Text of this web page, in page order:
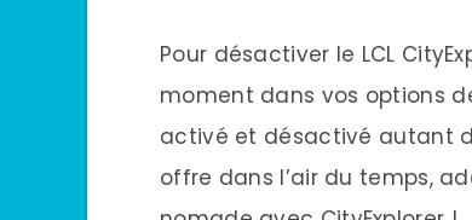
Pour désactiver le LCL
moment dans vos options
activé et désactivé autant
offre dans l’air du temps,